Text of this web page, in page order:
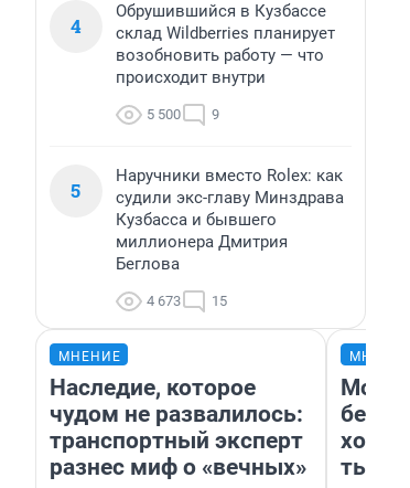
4
Обрушившийся в Кузбассе
склад Wildberries планирует
возобновить работу — что
происходит внутри
5 500 9
5
Наручники вместо Rolex: как
судили экс-главу Минздрава
Кузбасса и бывшего
миллионера Дмитрия
Беглова
4 673 15
МНЕНИЕ
Наследие, которое
чудом не развалилось:
транспортный эксперт
разнес миф о «вечных»
Мой